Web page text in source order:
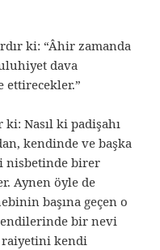
ki: “Âhir zamanda
dava
ettirecekler.”
kendinde ve başka
nisbetinde birer
Aynen öyle de
başına geçen o
bir nevi
kendi